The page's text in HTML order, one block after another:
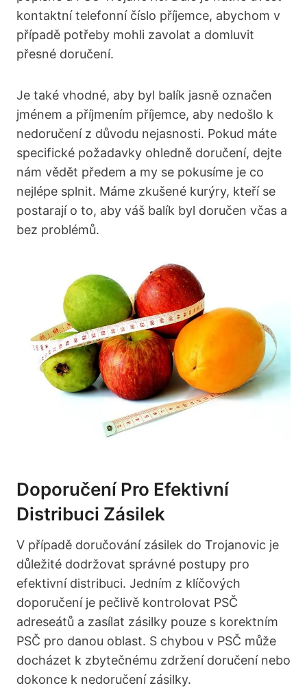
kontaktní telefonní číslo příjemce, abychom v
případě potřeby mohli zavolat a domluvit
přesné doručení.
Je také vhodné, aby byl balík jasně označen
jménem a příjmením příjemce, aby nedošlo k
nedoručení z důvodu nejasnosti. Pokud máte
specifické požadavky ohledně doručení, dejte
nám vědět předem a my se pokusíme je co
nejlépe splnit. Máme zkušené kurýry, kteří se
postarají o to, aby váš balík byl doručen včas a
bez problémů.
Doporučení Pro Efektivní
Distribuci Zásilek
V případě doručování zásilek do Trojanovic je
důležité dodržovat správné postupy pro
efektivní distribuci. Jedním z klíčových
doporučení je pečlivě kontrolovat PSČ
adreseátů a zasílat zásilky pouze s korektním
PSČ pro danou oblast. S chybou v PSČ může
docházet k zbytečnému zdržení doručení nebo
dokonce k nedoručení zásilky.